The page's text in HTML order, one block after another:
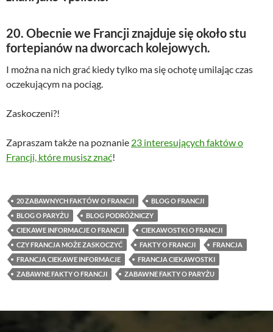
20. Obecnie we Francji znajduje się około stu
fortepianów na dworcach kolejowych.
I można na nich grać kiedy tylko ma się ochotę umilając czas
oczekującym na pociąg.
Zaskoczeni?!
Zapraszam także na poznanie 23 interesujących faktów o
Francji, które musisz znać!
20 ZABAWNYCH FAKTÓW O FRANCJI
BLOG O FRANCJI
BLOG O PARYŻU
BLOG PODRÓŻNICZY
CIEKAWE INFORMACJE O FRANCJI
CIEKAWOSTKI O FRANCJI
CZY FRANCJA MOŻE ZASKOCZYĆ
FAKTY O FRANCJI
FRANCJA
FRANCJA CIEKAWE INFORMACJE
FRANCJA CIEKAWOSTKI
ZABAWNE FAKTY O FRANCJI
ZABAWNE FAKTY O PARYŻU